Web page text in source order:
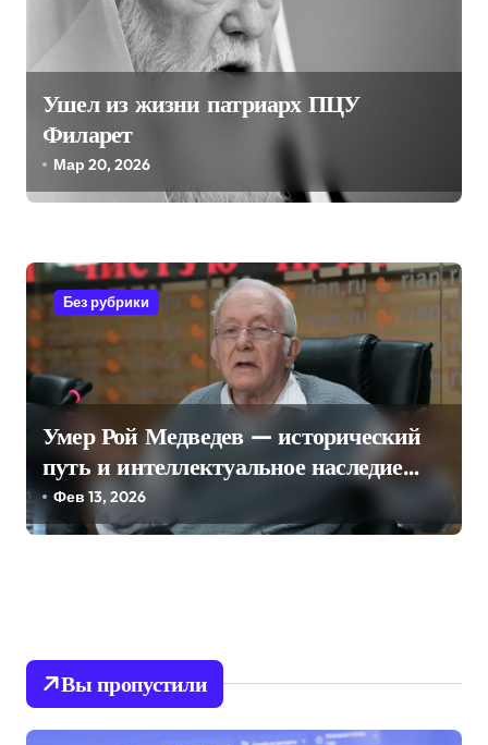
Ушел из жизни патриарх ПЦУ
Филарет
Мар 20, 2026
Без рубрики
Умер Рой Медведев — исторический
путь и интеллектуальное наследие
длиною в век
Фев 13, 2026
Вы пропустили